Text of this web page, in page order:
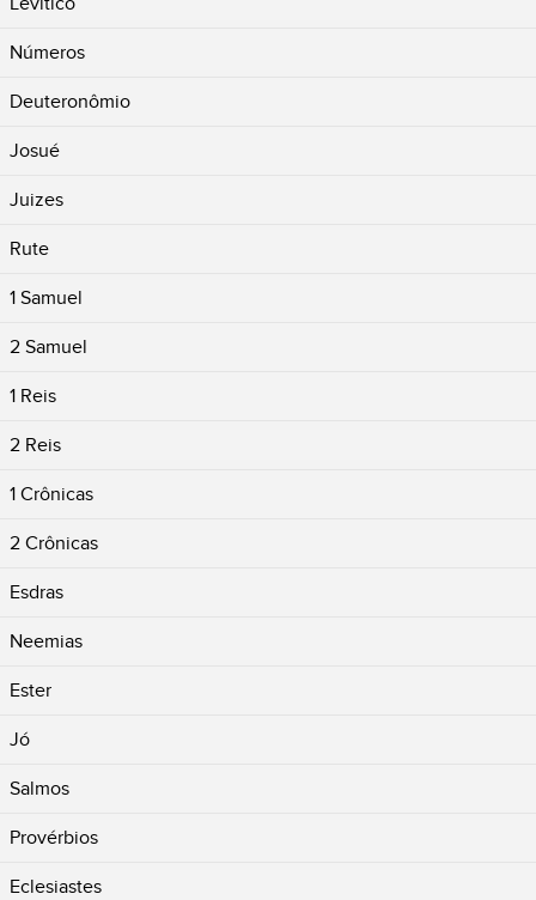
Números
Deuteronômio
Josué
Juizes
Rute
1 Samuel
2 Samuel
1 Reis
2 Reis
1 Crônicas
2 Crônicas
Esdras
Neemias
Ester
Jó
Salmos
Provérbios
Eclesiastes